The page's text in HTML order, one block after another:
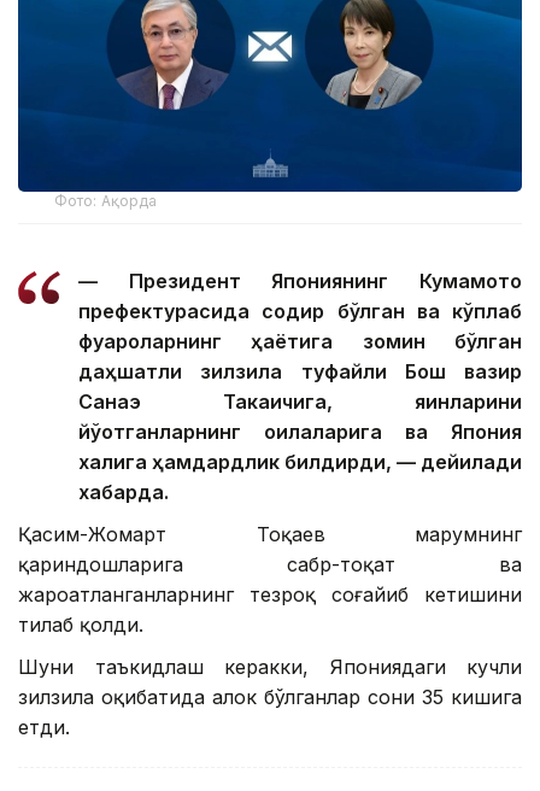
Фото: Ақорда
— Президент Япониянинг Кумамото
префектурасида содир бўлган ва кўплаб
фуқароларнинг ҳаётига зомин бўлган
даҳшатли зилзила туфайли Бош вазир
Санаэ Такаичига, яқинларини
йўқотганларнинг оилаларига ва Япония
халқига ҳамдардлик билдирди, — дейилади
хабарда.
Қасим-Жомарт Тоқаев марҳумнинг
қариндошларига сабр-тоқат ва
жароҳатланганларнинг тезроқ соғайиб кетишини
тилаб қолди.
Шуни таъкидлаш керакки, Япониядаги кучли
зилзила оқибатида ҳалок бўлганлар сони 35 кишига
етди.